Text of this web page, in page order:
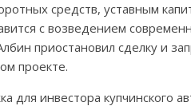
средств, уставным
с возведением
приостановил сделку и
проекте.
для инвестора купчинского